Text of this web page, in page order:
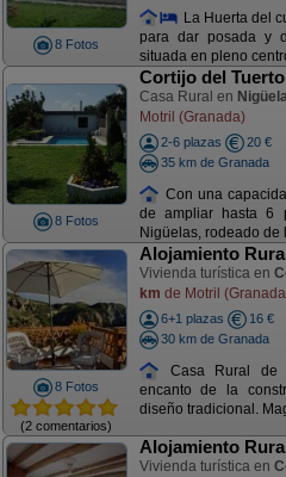
8 Fotos
La Huerta del
para dar posada y
situada en pleno
8 Fotos
Cortijo del Tuerto
Casa Rural en
Motril (Granada)
2-6 plazas
20 €
35 km de Granada
Con una
de ampliar hasta 6
Nigüelas, rodeado de
8 Fotos
(2 comentarios)
Alojamiento
Vivienda turística en
km de Motril
6+1 plazas
16 €
30 km de Granada
Casa Rural de
encanto de la
diseño tradicional.
Alojamiento
Vivienda turística en